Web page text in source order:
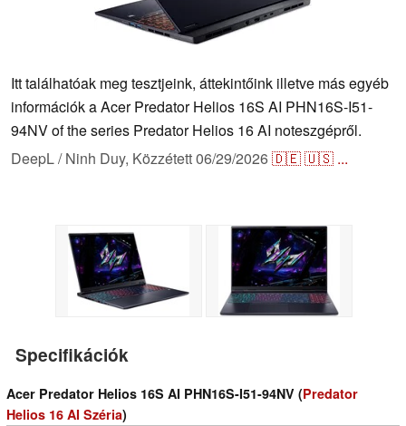
Itt találhatóak meg tesztjeink, áttekintőink illetve más egyéb
információk a Acer Predator Helios 16S AI PHN16S-I51-
94NV of the series Predator Helios 16 AI noteszgépről.
DeepL / Ninh Duy, Közzétett06/29/2026🇩🇪🇺🇸 ...
Specifikációk
Acer Predator Helios 16S AI PHN16S-I51-94NV (Predator
Helios 16 AI Széria)